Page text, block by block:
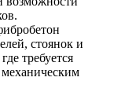
стоянок и
требуется
механическим